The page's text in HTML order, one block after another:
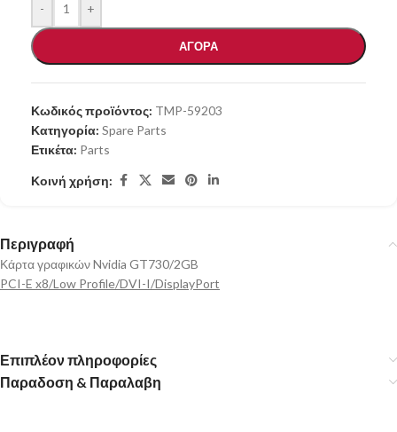
- +
ΑΓΟΡΑ
Κωδικός προϊόντος: TMP-59203
Κατηγορία: Spare Parts
Ετικέτα: Parts
Κοινή χρήση:
Περιγραφή
Κάρτα γραφικών Nvidia GT730/2GB
PCI-E x8/Low Profile/DVI-I/DisplayPort
Επιπλέον πληροφορίες
Παραδοση & Παραλαβη